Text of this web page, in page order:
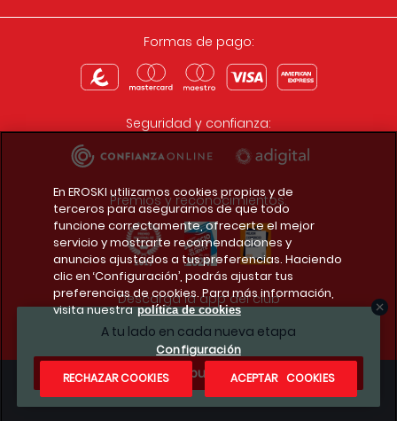
A tu lado en cada nueva etapa
¿Te apuntas?
Formas de pago:
Seguridad y confianza:
Premios y reconocimientos:
Descarga la app del club
Condiciones legales
En EROSKI utilizamos cookies propias y de
terceros para asegurarnos de que todo
funcione correctamente, ofrecerte el mejor
servicio y mostrarte recomendaciones y
anuncios ajustados a tus preferencias. Haciendo
clic en ‘Configuración’, podrás ajustar tus
preferencias de cookies. Para más información,
visita nuestra política de cookies
Configuración
RECHAZAR COOKIES
ACEPTAR COOKIES